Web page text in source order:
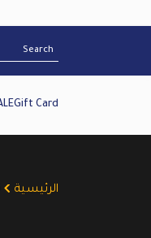
Gift Card
الرئيسية